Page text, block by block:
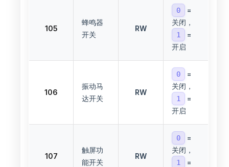
105
蜂鸣器
开关
RW
0
=
关闭，
1
=
开启
106
振动马
达开关
RW
0
=
关闭，
1
=
开启
107
触屏功
能开关
RW
0
=
关闭，
1
=